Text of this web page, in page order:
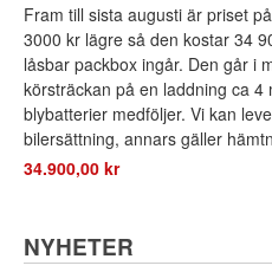
Fram till sista augusti är priset
3000 kr lägre så den kostar 34
låsbar packbox ingår. Den går i
körsträckan på en laddning ca 4
blybatterier medföljer. Vi kan
bilersättning, annars gäller
34.900,00 kr
NYHETER